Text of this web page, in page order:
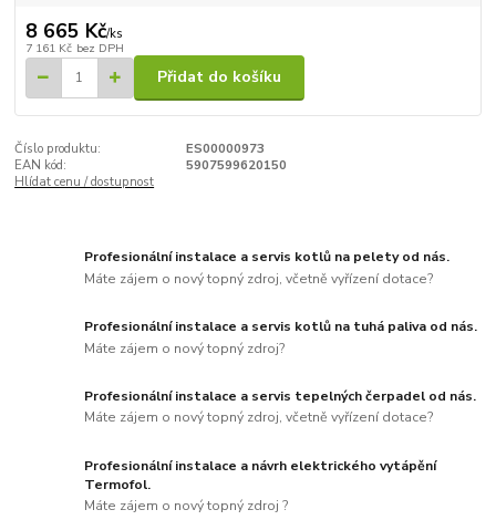
8 665 Kč/ks
7 161 Kč bez DPH
Přidat do košíku
Číslo produktu:
ES00000973
EAN kód:
5907599620150
Hlídat cenu / dostupnost
Profesionální instalace a servis kotlů na pelety od nás.
Máte zájem o nový topný zdroj, včetně vyřízení dotace?
Profesionální instalace a servis kotlů na tuhá paliva od nás.
Máte zájem o nový topný zdroj?
Profesionální instalace a servis tepelných čerpadel od nás.
Máte zájem o nový topný zdroj, včetně vyřízení dotace?
Profesionální instalace a návrh elektrického vytápění
Termofol.
Máte zájem o nový topný zdroj ?